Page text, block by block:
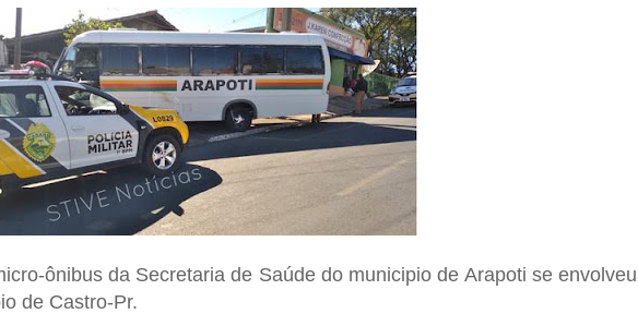
ônibus da Secretaria de Saúde do municipio de Arapoti se envolveu
de Castro-Pr.